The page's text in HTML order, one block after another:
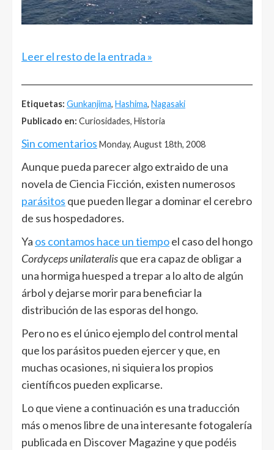
Leer el resto de la entrada »
Etiquetas: Gunkanjima, Hashima, Nagasaki
Publicado en: Curiosidades, Historia
Sin comentarios Monday, August 18th, 2008
Aunque pueda parecer algo extraido de una
novela de Ciencia Ficción, existen numerosos
parásitos que pueden llegar a dominar el cerebro
de sus hospedadores.
Ya os contamos hace un tiempoel caso del hongo
Cordyceps unilateralisque era capaz de obligar a
una hormiga huesped a trepar a lo alto de algún
árbol y dejarse morir para beneficiar la
distribución de las esporas del hongo.
Pero no es el único ejemplo del control mental
que los parásitos pueden ejercer y que, en
muchas ocasiones, ni siquiera los propios
científicos pueden explicarse.
Lo que viene a continuación es una traducción
más o menos libre de una interesante fotogalería
publicada en Discover Magazine y que podéis